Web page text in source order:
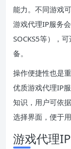
能力。不同游戏
游戏代理IP服务
SOCKS5等），
备。
操作便捷性也是
优质游戏代理IP
知识，用户可依
选择界面，便于
游戏代理